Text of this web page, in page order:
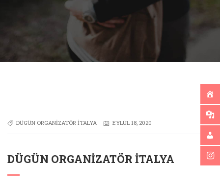
DÜGÜN ORGANIZATÖR İTALYA EYLÜL 18, 2020
DÜGÜN ORGANIZATÖR İTALYA